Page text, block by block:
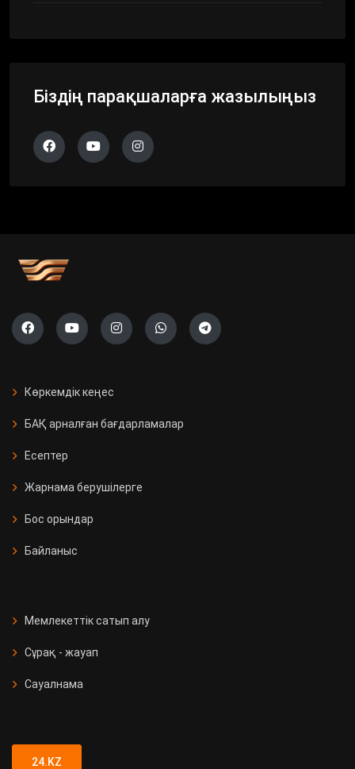
Біздің парақшаларға жазылыңыз
Көркемдік кеңес
БАҚ арналған бағдарламалар
Есептер
Жарнама берушілерге
Бос орындар
Байланыс
Мемлекеттік сатып алу
Сұрақ - жауап
Сауалнама
24.KZ